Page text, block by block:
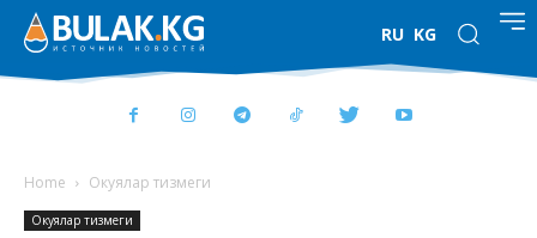
RU KG
Home Окуялар тизмеги
Окуялар тизмеги